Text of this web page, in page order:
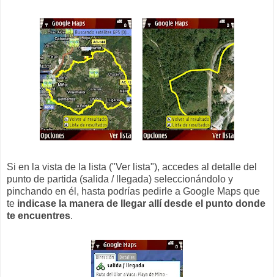
Si en la vista de la lista ("Ver lista"), accedes al detalle del
punto de partida (salida / llegada) seleccionándolo y
pinchando en él, hasta podrías pedirle a Google Maps que
te indicase la manera de llegar allí desde el punto donde
te encuentres.